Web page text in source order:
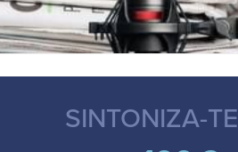
SINTONIZA-TE